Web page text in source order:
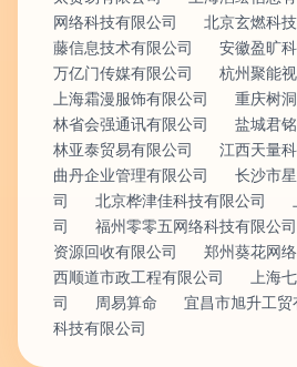
网络科技有限公司
北京玄燃科
藤信息技术有限公司
安徽盈旷
万亿门传媒有限公司
杭州聚能
上海霜漫服饰有限公司
重庆树
林省会强通讯有限公司
盐城君
林亚泰贸易有限公司
江西天量
曲丹企业管理有限公司
长沙市
司
北京桦津佳科技有限公司
司
福州零零五网络科技有限公司
资源回收有限公司
郑州葵花网
西顺道市政工程有限公司
上海
司
周易算命 宜昌市旭升工贸
科技有限公司